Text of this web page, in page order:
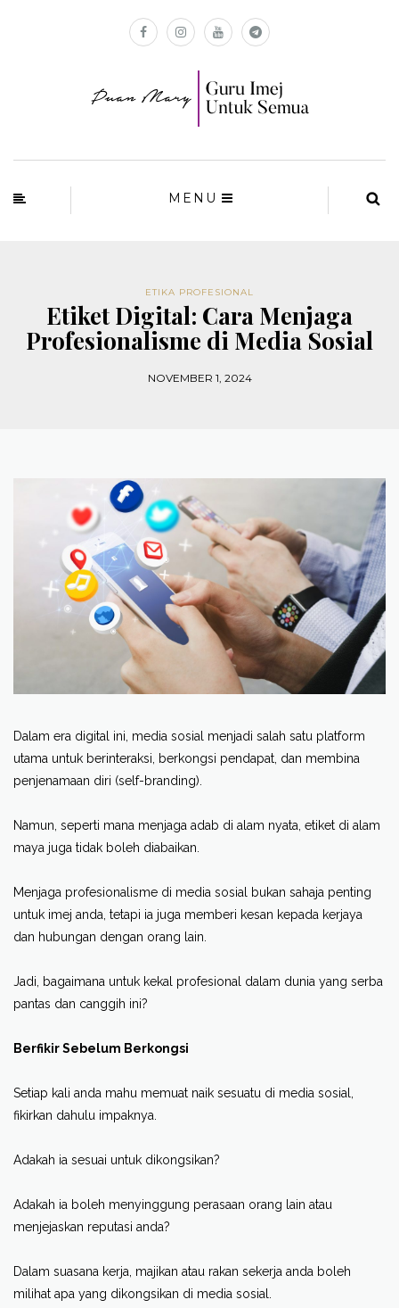
MENU
ETIKA PROFESIONAL
Etiket Digital: Cara Menjaga
Profesionalisme di Media Sosial
NOVEMBER 1, 2024
Dalam era digital ini, media sosial menjadi salah satu platform
utama untuk berinteraksi, berkongsi pendapat, dan membina
penjenamaan diri (self-branding).
Namun, seperti mana menjaga adab di alam nyata, etiket di alam
maya juga tidak boleh diabaikan.
Menjaga profesionalisme di media sosial bukan sahaja penting
untuk imej anda, tetapi ia juga memberi kesan kepada kerjaya
dan hubungan dengan orang lain.
Jadi, bagaimana untuk kekal profesional dalam dunia yang serba
pantas dan canggih ini?
Berfikir Sebelum Berkongsi
Setiap kali anda mahu memuat naik sesuatu di media sosial,
fikirkan dahulu impaknya.
Adakah ia sesuai untuk dikongsikan?
Adakah ia boleh menyinggung perasaan orang lain atau
menjejaskan reputasi anda?
Dalam suasana kerja, majikan atau rakan sekerja anda boleh
milihat apa yang dikongsikan di media sosial.